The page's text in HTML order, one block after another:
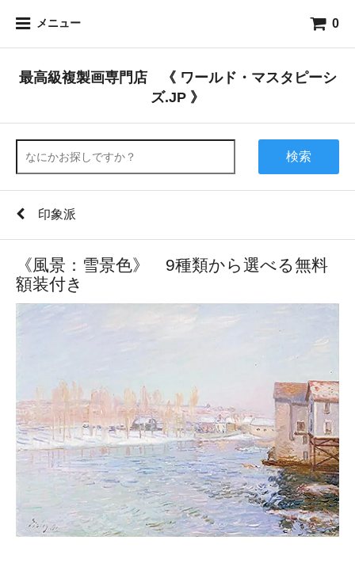
メニュー 0
最高級複製画専門店 《 ワールド・マスタピーシ
ズ.JP 》
検索
印象派
《風景：雪景色》 9種類から選べる無料
額装付き